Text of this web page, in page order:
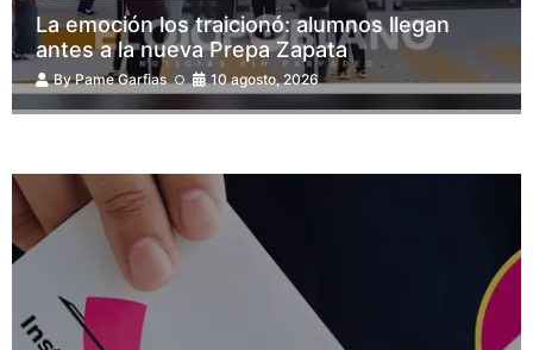
La emoción los traicionó: alumnos llegan
antes a la nueva Prepa Zapata
ByPame Garfias 10 agosto, 2026